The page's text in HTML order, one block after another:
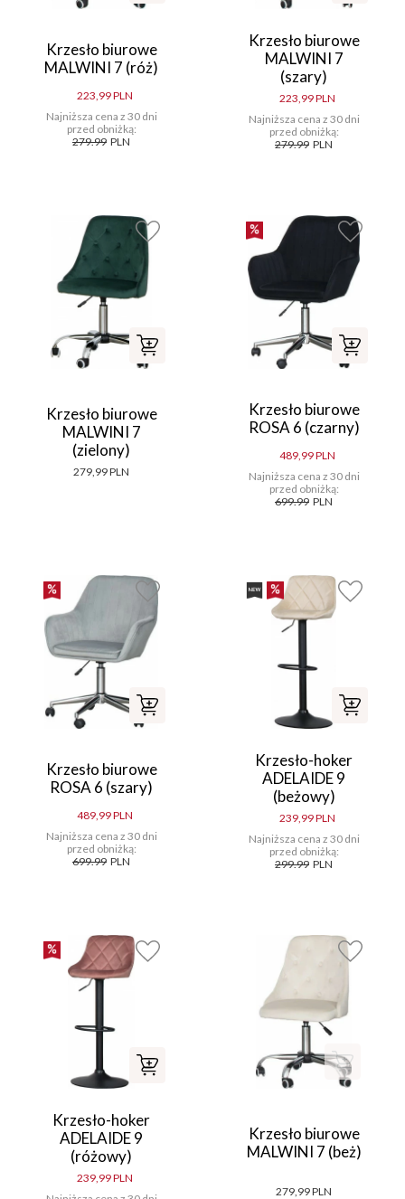
Krzesło biurowe
MALWINI 7 (róż)
223,99 PLN
Najniższa cena z 30 dni
przed obniżką:
279.99 PLN
Krzesło biurowe
MALWINI 7
(szary)
223,99 PLN
Najniższa cena z 30 dni
przed obniżką:
279.99 PLN
Krzesło biurowe
MALWINI 7
(zielony)
279,99 PLN
Krzesło biurowe
ROSA 6 (czarny)
489,99 PLN
Najniższa cena z 30 dni
przed obniżką:
699.99 PLN
Krzesło biurowe
ROSA 6 (szary)
489,99 PLN
Najniższa cena z 30 dni
przed obniżką:
699.99 PLN
Krzesło-hoker
ADELAIDE 9
(beżowy)
239,99 PLN
Najniższa cena z 30 dni
przed obniżką:
299.99 PLN
Krzesło-hoker
ADELAIDE 9
(różowy)
239,99 PLN
Krzesło biurowe
MALWINI 7 (beż)
279,99 PLN